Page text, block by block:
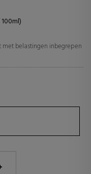
met belastingen inbegrepen